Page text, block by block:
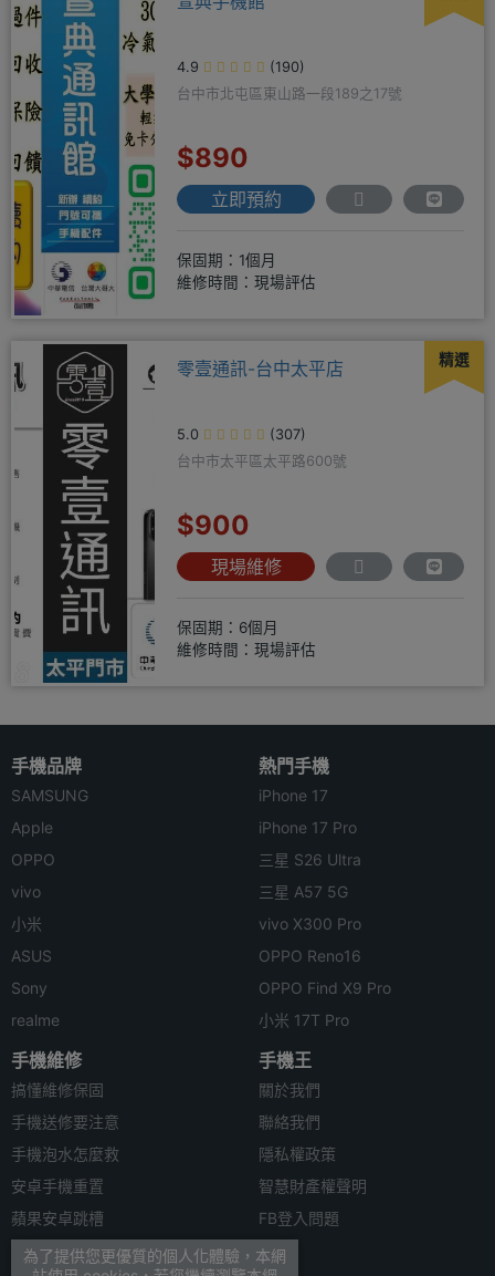
4.9
(190)
台中市北屯區東山路一段189之17號
$890
立即預約
保固期：1個月
維修時間：現場評估
精選
零壹通訊-台中太平店
5.0
(307)
台中市太平區太平路600號
$900
現場維修
保固期：6個月
維修時間：現場評估
手機品牌
SAMSUNG
Apple
OPPO
vivo
小米
ASUS
Sony
realme
熱門手機
iPhone 17
iPhone 17 Pro
三星 S26 Ultra
三星 A57 5G
vivo X300 Pro
OPPO Reno16
OPPO Find X9 Pro
小米 17T Pro
手機維修
搞懂維修保固
手機送修要注意
手機泡水怎麼救
安卓手機重置
蘋果安卓跳槽
安卓資料轉移
手機王
關於我們
聯絡我們
隱私權政策
智慧財產權聲明
FB登入問題
為了提供您更優質的個人化體驗，本網